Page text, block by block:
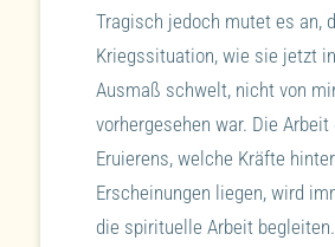
Tragisch jedoch mutet es an,
Kriegssituation, wie sie jetzt
Ausmaß schwelt, nicht von
vorhergesehen war. Die Arbeit
Eruierens, welche Kräfte
Erscheinungen liegen, wird
die spirituelle Arbeit begleiten.